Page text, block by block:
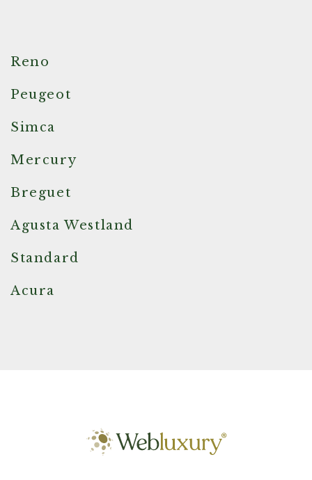
Reno
Peugeot
Simca
Mercury
Breguet
Agusta Westland
Standard
Acura